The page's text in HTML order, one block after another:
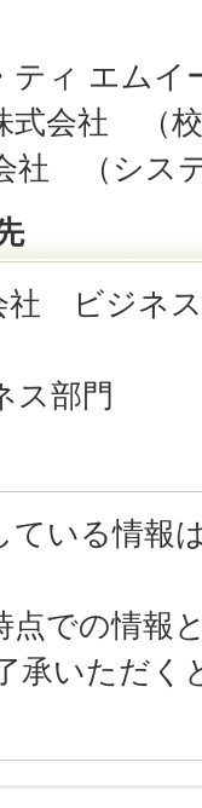
ティ エム
式会社 （
社 （シス
社 ビジネ
ス部門
ている情報
点での情報
承いただく